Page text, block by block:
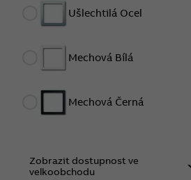
Ušlechtilá Ocel
Mechová Bílá
Mechová Černá
Zobrazit dostupnost ve
velkoobchodu